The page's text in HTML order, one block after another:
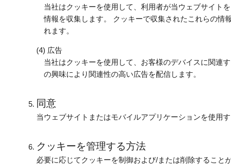
当社はクッキーを使用して、利用者が当ウェブサイト
情報を収集します。 クッキーで収集されたこれらの情
れます。
広告
当社はクッキーを使用して、お客様のデバイスに関連
の興味により関連性の高い広告を配信します。
同意
当ウェブサイトまたはモバイルアプリケーションを使用
クッキーを管理する方法
必要に応じてクッキーを制御および/または削除すること